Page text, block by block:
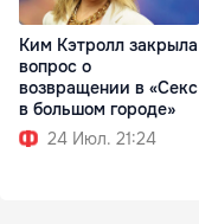
Ким Кэтролл закрыла
вопрос о
возвращении в «Секс
в большом городе»
24 Июл. 21:24